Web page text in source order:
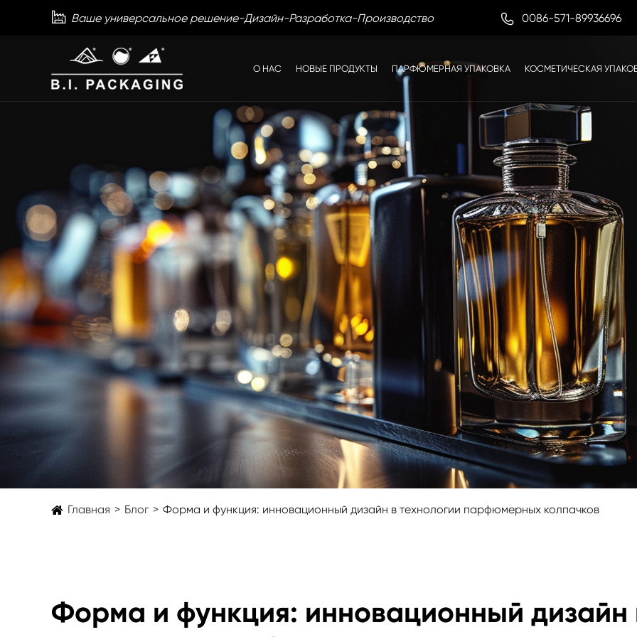
 Ваше универсальное решение-Дизайн-Разработка-Производство  0086-571-89936696
О НАС НОВЫЕ ПРОДУКТЫ ПАРФЮМЕРНАЯ УПАКОВКА КОСМЕТИЧЕСКАЯ
Главная Блог Форма и функция: инновационный дизайн в технологии парфюмерных колпачков
Форма и функция: инновационный дизайн